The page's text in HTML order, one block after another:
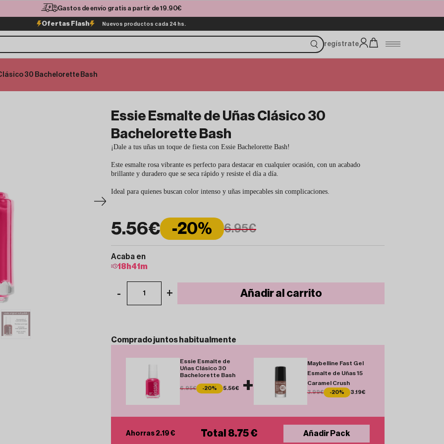
Gastos de envío gratis a partir de 19.90€
Ofertas Flash Nuevos productos cada 24 hs.
regístrate
30 Bachelorette Bash
Essie Esmalte de Uñas Clásico 30
Bachelorette Bash
¡Dale a tus uñas un toque de fiesta con Essie Bachelorette Bash!
Este esmalte rosa vibrante es perfecto para destacar en cualquier ocasión, con un acabado
brillante y duradero que se seca rápido y resiste el día a día.
Ideal para quienes buscan color intenso y uñas impecables sin complicaciones.
5.56€ -20% 6.95€
Acaba en
18 h41 m
- 1 + Añadir al carrito
Compradojuntos habitualmente
Essie Esmalte de
Uñas Clásico 30
Bachelorette Bash
6.95€ -20% 5.56€ +
Maybelline Fast Gel
Esmalte de Uñas 15
Caramel Crush
3.99€ -20% 3.19€
Ahorras 2.19 € Total 8.75 € Añadir Pack